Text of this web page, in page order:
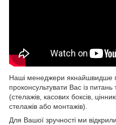
Наші менеджери якнайшвидше
проконсультувати Вас із
(стелажів, касових боксів,
стелажів або монтажів).
Для Вашої зручності ми